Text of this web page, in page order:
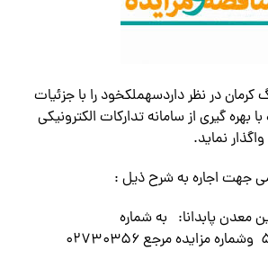
در نظر داردسهملکخود را با جزئیات
بهره گیری از سامانه تدارکات الکترونیکی
نماید.
جهت اجاره به شرح ذیل :
معدن پابدانا: به شماره